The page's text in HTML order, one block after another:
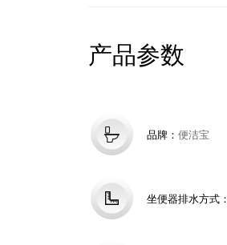
产品参数
品牌： 便洁宝
坐便器排水方式：